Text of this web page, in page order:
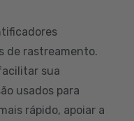
de rastreamento.
sua
usados para
rápido, apoiar a